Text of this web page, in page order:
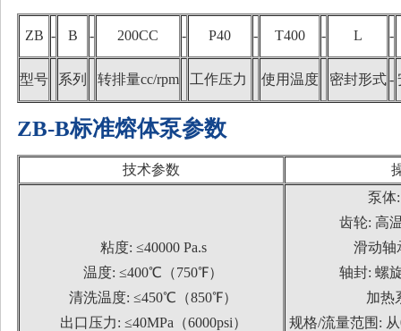
ZB - B - 200CC - P40 - T400 - L -
型号 系列 转排量cc/rpm 工作压力 使用温度 密封形式 -
ZB-B标准熔体泵参数
技术参数
粘度: ≤40000 Pa.s
温度: ≤400℃（750℉）
清洗温度: ≤450℃（850℉）
出口压力: ≤40MPa（6000psi）
泵体
齿轮: 高
滑动轴
轴封: 螺
加热
规格/流量范围: